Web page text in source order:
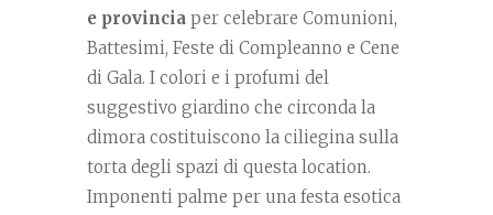
e provincia per celebrare Comunioni,
Battesimi, Feste di Compleanno e Cene
di Gala. I colori e i profumi del
suggestivo giardino che circonda la
dimora costituiscono la ciliegina sulla
torta degli spazi di questa location.
Imponenti palme per una festa esotica